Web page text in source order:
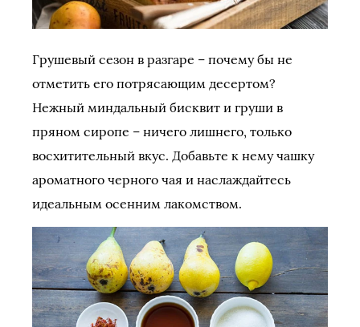
Грушевый сезон в разгаре – почему бы не
отметить его потрясающим десертом?
Нежный миндальный бисквит и груши в
пряном сиропе – ничего лишнего, только
восхитительный вкус. Добавьте к нему чашку
ароматного черного чая и наслаждайтесь
идеальным осенним лакомством.